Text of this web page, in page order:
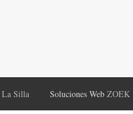
La Silla Soluciones Web ZOEK